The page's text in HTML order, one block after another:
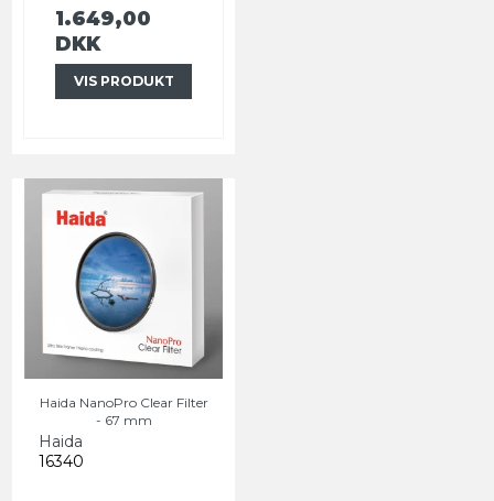
1.649,00
DKK
VIS PRODUKT
Haida NanoPro Clear Filter
- 67 mm
Haida
16340